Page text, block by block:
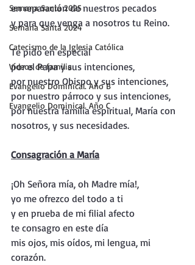
Semana Santa 2025
Semana Santa 2024
Catecismo de la Iglesia Católica
Vídeos de familia
Evangelio Dominical. Año B
Evangelio Dominical. Año C
en reparación de nuestros pecados
y para que venga a nosotros tu Reino.
Te pido en especial
por el Papa y sus intenciones,
por nuestro Obispo y sus intenciones,
por nuestro párroco y sus intenciones,
por nuestra familia espiritual, María con
nosotros, y sus necesidades.
Consagración a María
¡Oh Señora mía, oh Madre mía!,
yo me ofrezco del todo a ti
y en prueba de mi filial afecto
te consagro en este día
mis ojos, mis oídos, mi lengua, mi
corazón.